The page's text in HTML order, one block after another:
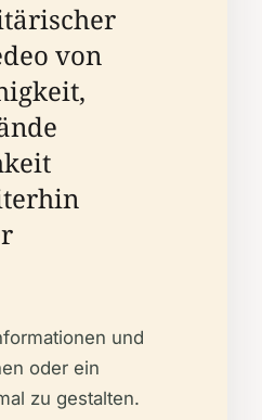
von
und
oder ein
zu gestalten.